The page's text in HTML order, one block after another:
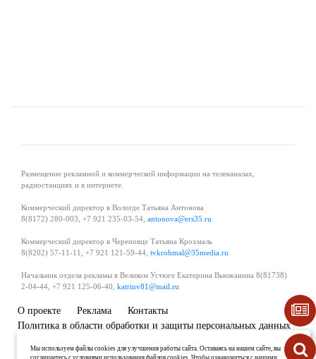
Размещение рекламной и коммерческой информации на телеканалах,
радиостанциях и в интернете.
Коммерческий директор в Вологде Татьяна Антонова
8(8172) 280-003, +7 921 235-03-54, antonova@ers35.ru
Коммерческий директор в Череповце Татьяна Крохмаль
8(8202) 57-11-11, +7 921 121-59-44, tvkrohmal@35media.ru
Начальник отдела рекламы в Великом Устюге Екатерина Вьюжанина 8(81738)
2-04-44, +7 921 125-06-40, katrinv81@mail.ru
О проекте Реклама
Контакты
Политика в области обработки и защиты персональных данных
Мы используем файлы cookies для улучшения работы сайта. Оставаясь на нашем сайте, вы
соглашаетесь с условиями использования файлов cookies. Чтобы ознакомиться с нашими